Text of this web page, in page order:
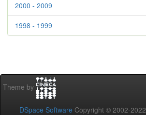
2000 - 2009
1998 - 1999
Theme by
DSpace Software Copyright © 2002-2022